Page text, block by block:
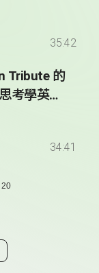
with
35:42
Tribute 的
考學英文
&
34:41
20